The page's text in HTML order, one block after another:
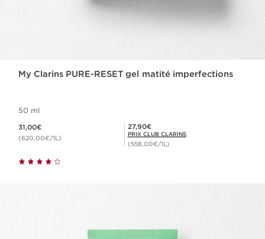
My Clarins PURE-RESET gel matité imperfections
50 ml
31,00€
(620,00€/1L)
Prix Club Clarins 27,90€
27,90€
PRIX CLUB CLARINS
(558,00€/1L)